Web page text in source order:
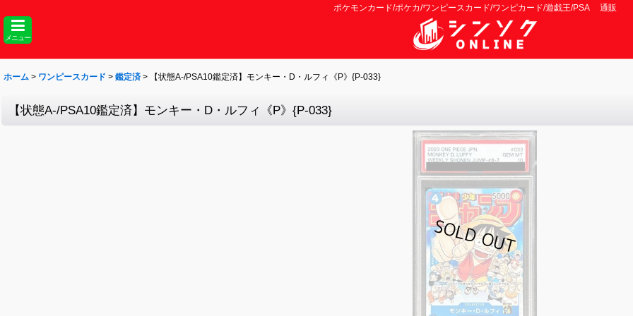
ポケモンカード/ポケカ/ワンピースカード/ワンピカード/遊戯王/PSA 通販
メニュー
ホーム > ワンピースカード > 鑑定済 > 【状態A-/PSA10鑑定済】モンキー・D・ルフィ《P》{P-033}
【状態A-/PSA10鑑定済】モンキー・D・ルフィ《P》{P-033}